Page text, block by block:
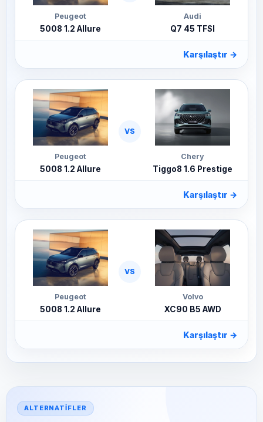
Peugeot
5008 1.2 Allure
Audi
Q7 45 TFSI
Karşılaştır →
Peugeot
5008 1.2 Allure
VS
Chery
Tiggo8 1.6 Prestige
Karşılaştır →
Peugeot
5008 1.2 Allure
VS
Volvo
XC90 B5 AWD
Karşılaştır →
ALTERNATIFLER